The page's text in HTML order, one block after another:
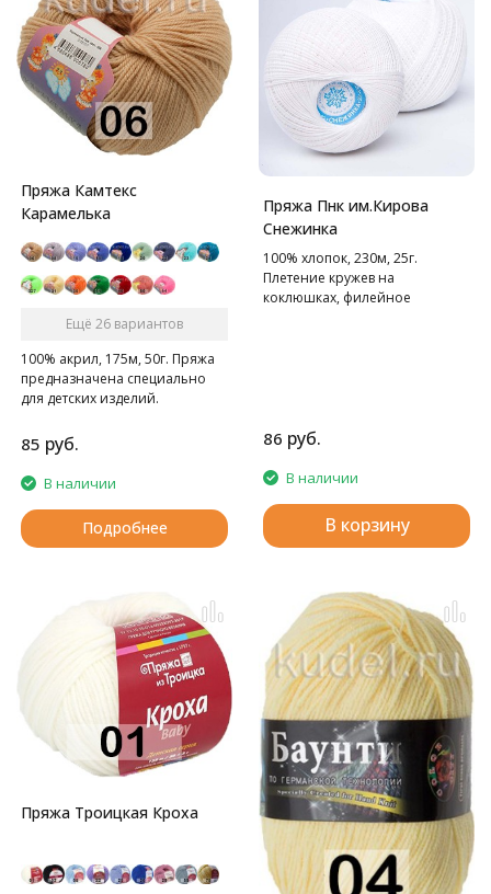
Пряжа Камтекс
Карамелька
Ещё 26 вариантов
100% акрил, 175м, 50г. Пряжа
предназначена специально
для детских изделий.
85 руб.
В наличии
Подробнее
Пряжа Пнк им.Кирова
Снежинка
100% хлопок, 230м, 25г.
Плетение кружев на
коклюшках, филейное
86 руб.
В наличии
В корзину
Пряжа Троицкая Кроха